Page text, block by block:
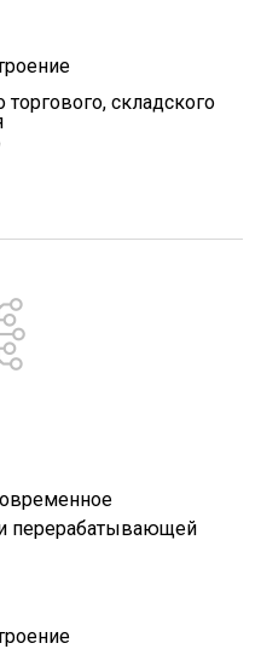
складского
перерабатывающей